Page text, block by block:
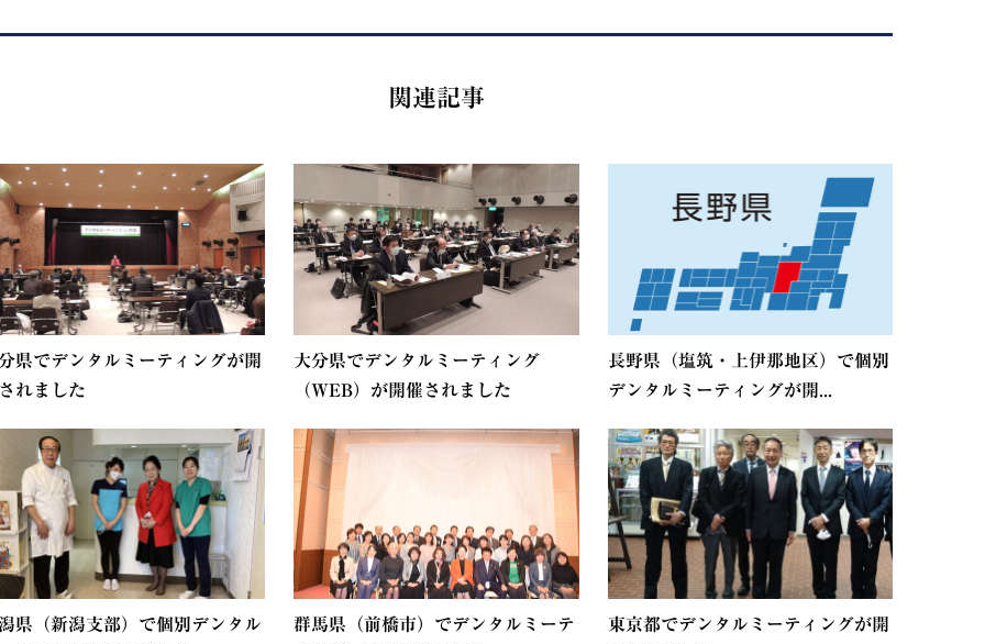
関連記事
県でデンタルミーティングが開
れました
大分県でデンタルミーティング
（WEB）が開催されました
長野県（塩筑・上伊那地区）で個別
デンタルミーティングが開...
県（新潟支部）で個別デンタル
群馬県（前橋市）でデンタルミーテ
東京都でデンタルミーティングが開